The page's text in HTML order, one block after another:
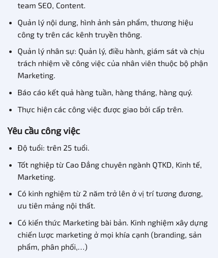
team SEO, Content.
Quản lý nội dung, hình ảnh sản phẩm, thương hiệu
công ty trên các kênh truyền thông.
Quản lý nhân sự: Quản lý, điều hành, giám sát và chịu
trách nhiệm về công việc của nhân viên thuộc bộ phận
Marketing.
Báo cáo kết quả hàng tuần, hàng tháng, hàng quý.
Thực hiện các công việc được giao bởi cấp trên.
Yêu cầu công việc
Độ tuổi: trên 25 tuổi.
Tốt nghiệp từ Cao Đẳng chuyên ngành QTKD, Kinh tế,
Marketing.
Có kinh nghiệm từ 2 năm trở lên ở vị trí tương đương,
ưu tiên mảng nội thất.
Có kiến thức Marketing bài bản. Kinh nghiệm xây dựng
chiến lược marketing ở mọi khía cạnh (branding, sản
phẩm, phân phối,…)